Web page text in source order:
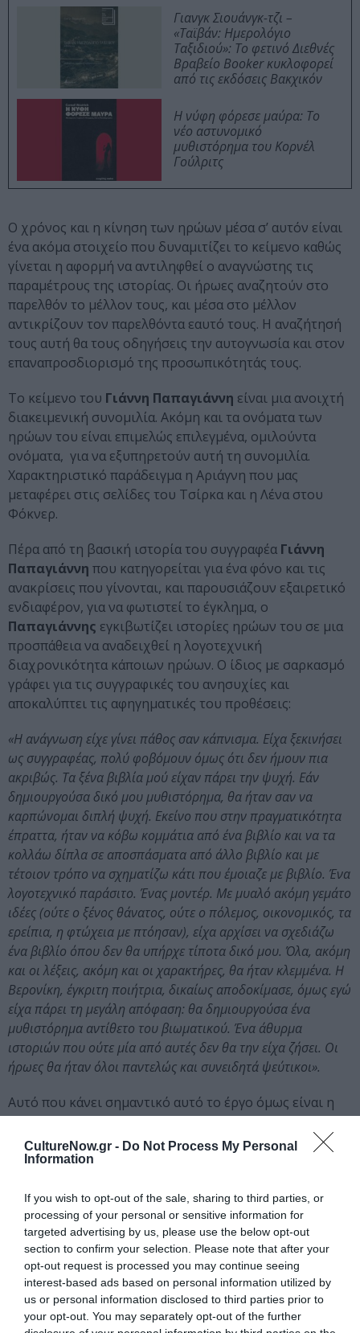
CultureNow.gr - Do Not Process My Personal
Information
If you wish to opt-out of the sale, sharing to third parties, or
processing of your personal or sensitive information for
targeted advertising by us, please use the below opt-out
section to confirm your selection. Please note that after your
opt-out request is processed you may continue seeing
interest-based ads based on personal information utilized by
us or personal information disclosed to third parties prior to
your opt-out. You may separately opt-out of the further
Γιανγκ Σιουάνγκ-τζι –
«Ταϊβάν: Ημερολόγιο
Ταξιδιού»: Το φετινό Διεθνές
Βραβείο Booker κυκλοφορεί
από τις εκδόσεις Βακχικόν
Η νύφη φόρεσε μαύρα: Το
νέο αστυνομικό
μυθιστόρημα του Κορνέλ
Γούλριτς
Ο χρόνος και η κίνηση των ηρώων μέσα σ’ αυτόν είναι
ένα ακόμα στοιχείο που δυναμιτίζει το κείμενο καθώς
γίνεται η αφορμή να αντιληφθεί ο αναγνώστης τις
παραμέτρους της ιστορίας. Οι ήρωες αναζητούν στο
παρελθόν το μέλλον τους, και μέσα στο μέλλον
αντικρίζουν τον παρελθόντα εαυτό τους. Η αναζήτησή
τους αυτή θα τους οδηγήσεις την αυτογνωσία και στον
επαναπροσδιορισμό της προσωπικότητάς τους.
Το κείμενο του Γιάννη Παπαγιάννη είναι μια ανοιχτή
διακειμενική συνομιλία. Ακόμη και τα ονόματα των
ηρώων του είναι επιμελώς επιλεγμένα, ομιλούντα
ονόματα, για να εξυπηρετούν αυτή τη συνομιλία.
Χαρακτηριστικό παράδειγμα η Αριάγνη που μας
μεταφέρει στις σελίδες του Τσίρκα και η Λένα στου
Φόκνερ.
Πέρα από τη βασική ιστορία του συγγραφέα Γιάννη
Παπαγιάννη που κατηγορείται για ένα φόνο και τις
ανακρίσεις που γίνονται, και παρουσιάζουν εξαιρετικό
ενδιαφέρον, για να φωτιστεί το έγκλημα, ο
Παπαγιάννης εγκιβωτίζει ιστορίες ηρώων του σε μια
προσπάθεια να αναδειχθεί η λογοτεχνική
διαχρονικότητα κάποιων ηρώων. Ο ίδιος με σαρκασμό
γράφει για τις συγγραφικές του ανησυχίες και
αποκαλύπτει τις αφηγηματικές του προθέσεις:
«Η ανάγνωση είχε γίνει πάθος σαν κάπνισμα. Είχα ξεκινήσει
ως συγγραφέας, πολύ φοβόμουν όμως ότι δεν ήμουν πια
ακριβώς. Τα ξένα βιβλία μού είχαν πάρει την ψυχή. Εάν
δημιουργούσα δικό μου μυθιστόρημα, θα ήταν σαν να
καρπώνομαι διπλή ψυχή. Εκείνο που στην πραγματικότητα
έπραττα, ήταν να κόβω κομμάτια από ένα βιβλίο και να τα
κολλάω δίπλα σε αποσπάσματα από άλλο βιβλίο και με
τέτοιον τρόπο να σχηματίζω κάτι που έμοιαζε με βιβλίο. Ένα
λογοτεχνικό παράσιτο. Ένας μοντέρ. Με μυαλό ακόμη γεμάτο
ιδέες (ούτε ο ξένος θάνατος, ούτε ο πόλεμος, οικονομικός, τα
ερείπια, η φτώχεια με πτόησαν), είχα αρχίσει να σχεδιάζω
ένα βιβλίο όπου δεν θα υπήρχε τίποτα δικό μου. Όλα, ακόμη
και οι λέξεις, ακόμη και οι χαρακτήρες, θα ήταν κλεμμένα. Η
Βερονίκη, έγκριτη ποιήτρια, δικαίως αποδοκίμασε, όμως εγώ
είχα πάρει τη μεγάλη απόφαση: θα δημιουργούσα ένα
μυθιστόρημα αντίθετο του βιωματικού. Ένα άθυρμα
ιστοριών που ούτε μία από αυτές δεν θα την είχα ζήσει. Οι
ήρωες θα ήταν όλοι παντελώς και συνειδητά ψεύτικοι».
Αυτό που κάνει σημαντικό αυτό το έργο όμως είναι η
αφηγηματική, σύνθετη πρόταση που φέρει στο χώρο
της πεζογραφίας. Με μια ανασυνθετική διάθεση ο
Παπαγιάννης
αφηγηματικού παιχνιδιού που δικαιώνει τον
αναγνώστη και τον κάνει να σκεφτεί πως η ιστορία της
ευρωπαϊκής λογοτεχνίας, ευτυχώς, εξακολουθεί να
λειτουργεί ως το ασφαλές μονοπάτι της νέας πορείας
στην πεζογραφία, έστω και αν η αφηγηματική της
μορφή έχει πλέον αλλάξει πάρα πολύ.